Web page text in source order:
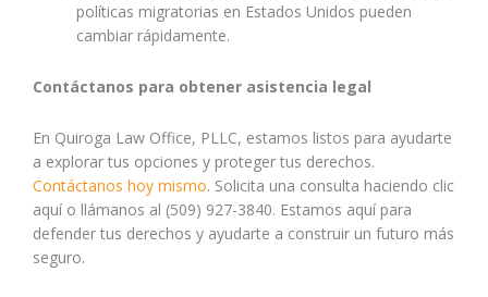
políticas migratorias en Estados Unidos pueden
cambiar rápidamente.
Contáctanos para obtener asistencia legal
En Quiroga Law Office, PLLC, estamos listos para ayudarte
a explorar tus opciones y proteger tus derechos.
Contáctanos hoy mismo. Solicita una consulta haciendo clic
aquí o llámanos al (509) 927-3840. Estamos aquí para
defender tus derechos y ayudarte a construir un futuro más
seguro.